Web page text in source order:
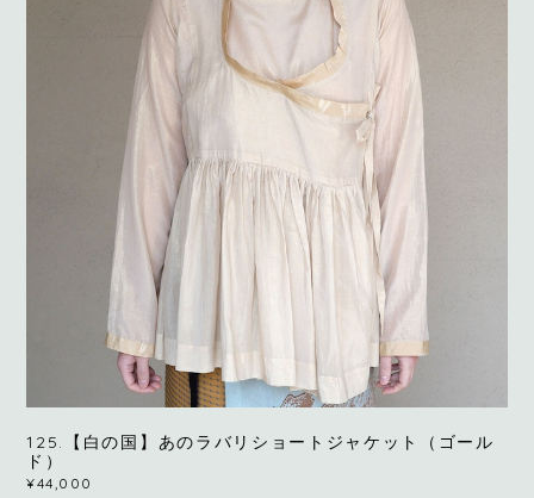
125.【白の国】あのラバリショートジャケット（ゴール
ド）
¥44,000